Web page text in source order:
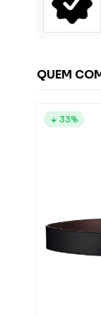
QUEM
33%